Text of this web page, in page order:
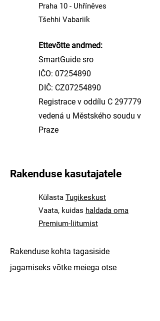
Praha 10 - Uhříněves
Tšehhi Vabariik
Ettevõtte andmed:
SmartGuide sro
IČO: 07254890
DIČ: CZ07254890
Registrace v oddílu C 297779
vedená u Městského soudu v
Praze
Rakenduse kasutajatele
Külasta Tugikeskust
Vaata, kuidas haldada oma
Premium-liitumist
Rakenduse kohta tagasiside
jagamiseks võtke meiega otse